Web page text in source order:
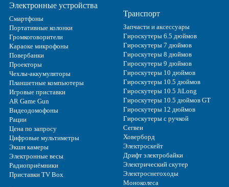
Электронные устройства
Смартфоны
Портативные колонки
Громкоговорители
Караоке микрофоны
Повербанки
Проекторы
Чехлы-аккумуляторы
Планшетные компьютеры
Игровые приставки
AR Game Gun
Видеодомофоны
Рации
Цена по запросу
Цифровые мультиметры
Экшн камеры
Электронные весы
Радиоприёмники
Приставки TV Box
Транспорт
Запчасти и аксессуары
Гироскутеры 6.5 дюймов
Гироскутеры 7 дюймов
Гироскутеры 8 дюймов
Гироскутеры 9 дюймов
Гироскутеры 10 дюймов
Гироскутеры 10.5 дюймов
Гироскутеры 10.5 JiLong
Гироскутеры 10.5 дюймов GT
Гироскутеры 12 дюймов
Гироскутеры с ручкой
Сегвеи
Ховерборд
Электроскейт
Дрифт электробайки
Электрический скутер
Электроснегоходы
Моноколеса